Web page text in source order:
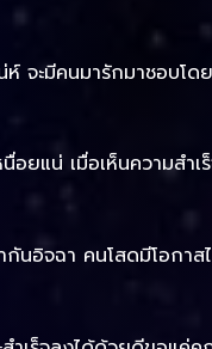
จะมีคนมารักมาชอบโด
อยแน่ เมื่อเห็นความสำ
อิจฉา คนโสดมีโอกา